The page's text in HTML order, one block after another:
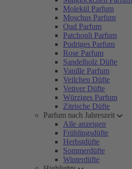
Molekül Parfum
Moschus Parfum
Oud Parfum
Patchouli Parfum
Pudriges Parfum
Rose Parfum
Sandelholz Düfte
Vanille Parfum
Veilchen Düfte
Vetiver Düfte
Würziges Parfum
Zitrische Düfte
Parfum nach Jahreszeit
Alle anzeigen
Frühlingsdüfte
Herbstdüfte
Sommerdüfte
Winterdüfte